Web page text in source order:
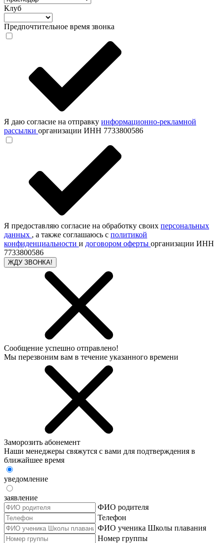
Клуб
Предпочтительное время звонка
Я даю согласие на отправку информационно-рекламной
рассылки организации ИНН 7733800586
Я предоставляю согласие на обработку своих персональных
данных , а также соглашаюсь с политикой
конфиденциальности и договором оферты организации ИНН
7733800586
ЖДУ ЗВОНКА!
Сообщение успешно отправлено!
Мы перезвоним вам в течение указанного времени
Заморозить абонемент
Наши менеджеры свяжутся с вами для подтверждения в
ближайшее время
уведомление
заявление
ФИО родителя
Телефон
ФИО ученика Школы плавания
Номер группы